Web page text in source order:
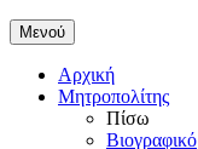
Μενού
Αρχική
Μητροπολίτης
Πίσω
Βιογραφικό